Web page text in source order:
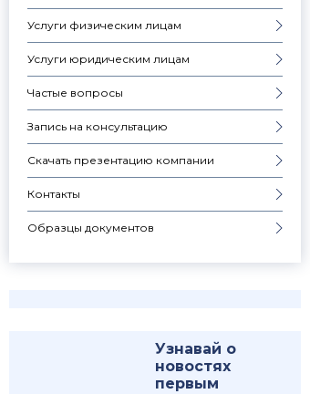
Услуги физическим лицам
Услуги юридическим лицам
Частые вопросы
Запись на консультацию
Скачать презентацию компании
Контакты
Образцы документов
Узнавай о
новостях
первым